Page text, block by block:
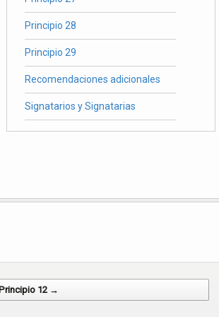
Principio 28
Principio 29
Recomendaciones adicionales
Signatarios y Signatarias
12 →